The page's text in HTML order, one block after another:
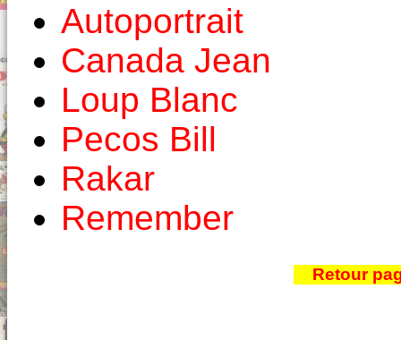
Autoportrait
Canada Jean
Loup Blanc
Pecos Bill
Rakar
Remember
Retour